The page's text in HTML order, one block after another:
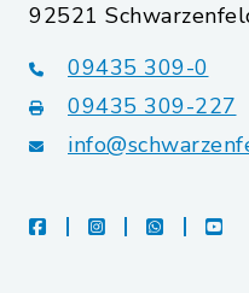
92521
09435 309-0
09435 309-227
facebookinstagramwhatsapp